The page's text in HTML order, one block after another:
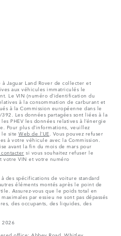
Jaguar Land Rover de collecter et
aux véhicules immatriculés le
Le VIN (numéro d’identification du
à la consommation de carburant et
à la Commission européenne dans le
Les données partagées sont liées à la
PHEV les données relatives à l’énergie
Pour plus d’informations, veuillez
site Web de l’UE. Vous pouvez refuser
à votre véhicule avec la Commission.
avant la fin du mois de mars pour
contacter si vous souhaitez refuser le
votre VIN et votre numéro
des spécifications de voiture standard
éléments montés après le point de
Assurez-vous que le poids total en
par essieu ne sont pas dépassés
des occupants, des liquides, des
2026